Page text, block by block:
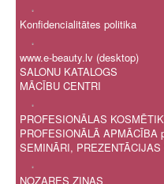
.
Konfidencialitātes politika
.
www.e-beauty.lv (desktop)
SALONU KATALOGS
MĀCĪBU CENTRI
.
PROFESIONĀLAS
PROFESIONĀLĀ APMĀCĪBA
SEMINĀRI,
.
NOZARES ZIŅAS